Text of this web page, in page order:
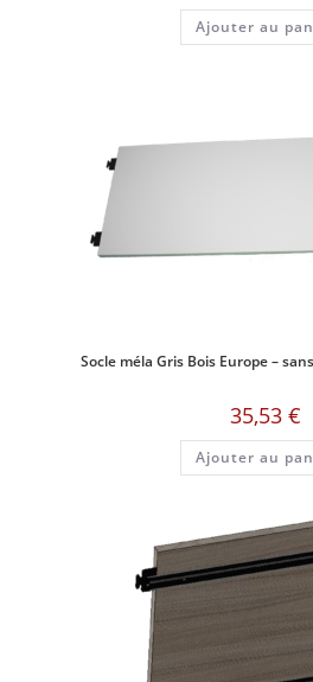
Ajouter au
Socle méla Gris Bois Europe –
35,53 €
Ajouter au